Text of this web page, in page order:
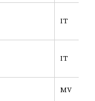
IT
IT
MV